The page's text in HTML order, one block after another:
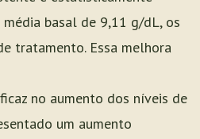
basal de 9,11 g/dL, os
tratamento. Essa melhora
no aumento dos níveis de
um aumento